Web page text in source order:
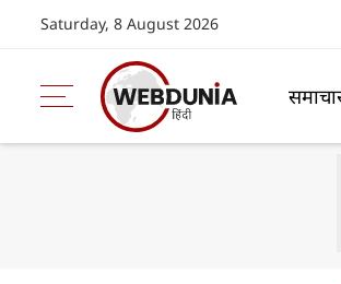
Saturday, 8 August 2026